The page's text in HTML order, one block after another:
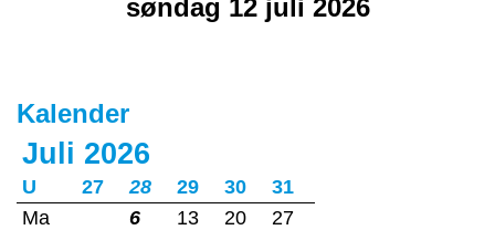
søndag 12 juli 2026
Kalender
Juli 2026
U 27 28 29 30
31
Ma
6 13 20
27